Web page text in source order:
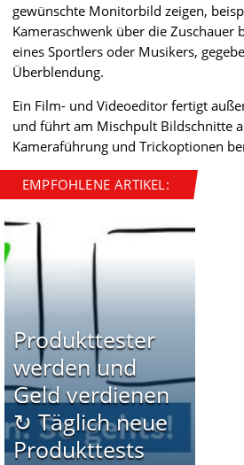
gewünschte Monitorbild zeigen,
Kameraschwenk über die Zuschauer
eines Sportlers oder Musikers,
Überblendung.
Ein Film- und Videoeditor fertigt
und führt am Mischpult Bildschnitte
Kameraführung und Trickoptionen
EMPFOHLENE ARTIKEL:
Produkttester
werden und
Geld verdienen
↻ Täglich neue
Produkttests